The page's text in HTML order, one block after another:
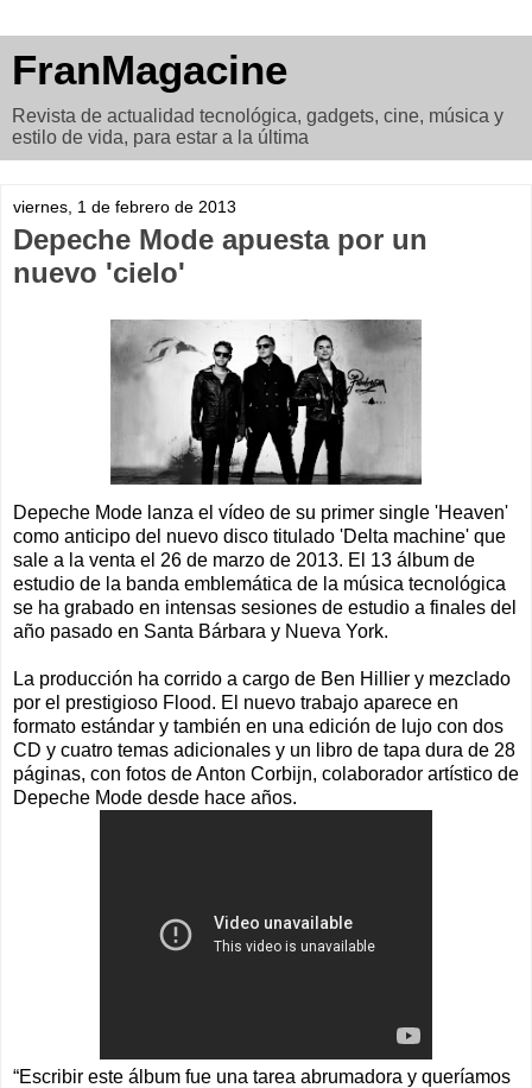
FranMagacine
Revista de actualidad tecnológica, gadgets, cine, música y
estilo de vida, para estar a la última
viernes, 1 de febrero de 2013
Depeche Mode apuesta por un
nuevo 'cielo'
Depeche Mode lanza el vídeo de su primer single 'Heaven'
como anticipo del nuevo disco titulado 'Delta machine' que
sale a la venta el 26 de marzo de 2013. El 13 álbum de
estudio de la banda emblemática de la música tecnológica
se ha grabado en intensas sesiones de estudio a finales del
año pasado en Santa Bárbara y Nueva York.
La producción ha corrido a cargo de Ben Hillier y mezclado
por el prestigioso Flood. El nuevo trabajo aparece en
formato estándar y también en una edición de lujo con dos
CD y cuatro temas adicionales y un libro de tapa dura de 28
páginas, con fotos de Anton Corbijn, colaborador artístico de
Depeche Mode desde hace años.
“Escribir este álbum fue una tarea abrumadora y queríamos